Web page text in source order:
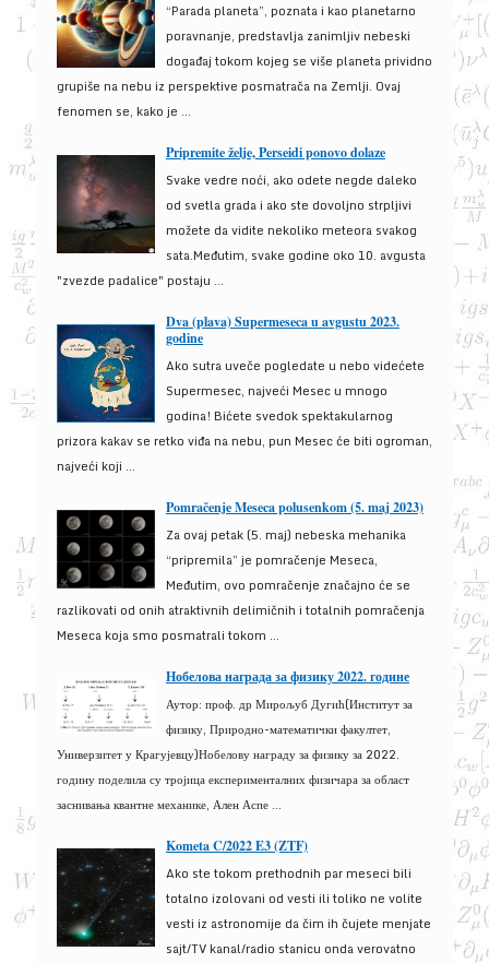
“Parada planeta”, poznata i kao planetarno
poravnanje, predstavlja zanimljiv nebeski
događaj tokom kojeg se više planeta prividno
grupiše na nebu iz perspektive posmatrača na Zemlji. Ovaj
fenomen se, kako je ...
Pripremite želje, Perseidi ponovo dolaze
Svake vedre noći, ako odete negde daleko
od svetla grada i ako ste dovoljno strpljivi
možete da vidite nekoliko meteora svakog
sata.Međutim, svake godine oko 10. avgusta
"zvezde padalice" postaju ...
Dva (plava) Supermeseca u avgustu 2023.
godine
Ako sutra uveče pogledate u nebo videćete
Supermesec, najveći Mesec u mnogo
godina! Bićete svedok spektakularnog
prizora kakav se retko viđa na nebu, pun Mesec će biti ogroman,
najveći koji ...
Pomračenje Meseca polusenkom (5. maj 2023)
Za ovaj petak (5. maj) nebeska mehanika
“pripremila” je pomračenje Meseca,
Međutim, ovo pomračenje značajno će se
razlikovati od onih atraktivnih delimičnih i totalnih pomračenja
Meseca koja smo posmatrali tokom ...
Нобелова награда за физику 2022. године
Аутор: проф. др Мирољуб Дугић(Институт за
физику, Природно-математички факултет,
Универзитет у Крагујевцу)Нобелову награду за физику за 2022.
годину поделила су тројица експерименталних физичара за област
заснивања квантне механике, Ален Аспе ...
Kometa C/2022 E3 (ZTF)
Ako ste tokom prethodnih par meseci bili
totalno izolovani od vesti ili toliko ne volite
vesti iz astronomije da čim ih čujete menjate
sajt/TV kanal/radio stanicu onda verovatno